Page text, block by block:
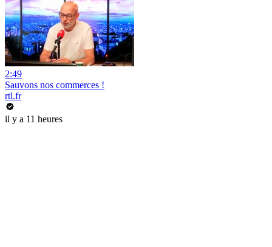
2:49
Sauvons nos commerces !
rtl.fr
il y a 11 heures